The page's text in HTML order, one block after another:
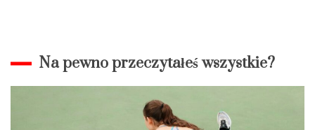
Na pewno przeczytałeś wszystkie?